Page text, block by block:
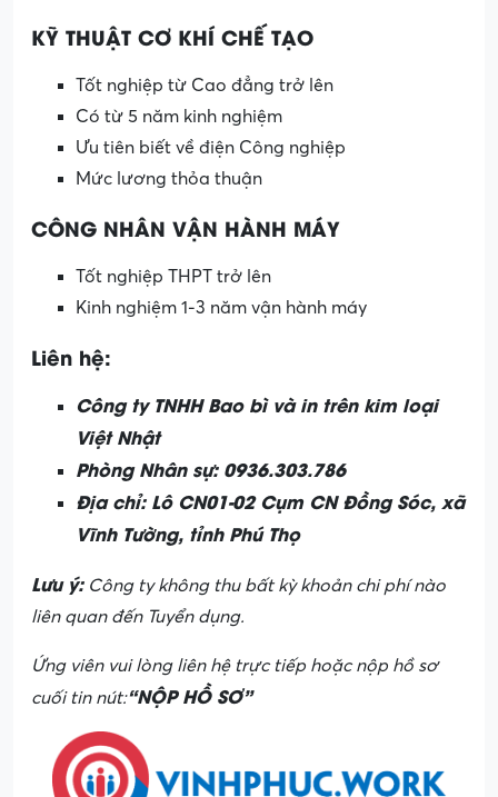
KỸ THUẬT CƠ KHÍ CHẾ TẠO
Tốt nghiệp từ Cao đẳng trở lên
Có từ 5 năm kinh nghiệm
Ưu tiên biết về điện Công nghiệp
Mức lương thỏa thuận
CÔNG NHÂN VẬN HÀNH MÁY
Tốt nghiệp THPT trở lên
Kinh nghiệm 1-3 năm vận hành máy
Liên hệ:
Công ty TNHH Bao bì và in trên kim loại
Việt Nhật
Phòng Nhân sự: 0936.303.786
Địa chỉ: Lô CN01-02 Cụm CN Đồng Sóc, xã
Vĩnh Tường, tỉnh Phú Thọ
Lưu ý:Công ty không thu bất kỳ khoản chi phí nào
liên quan đến Tuyển dụng.
Ứng viên vui lòng liên hệ trực tiếp hoặc nộp hồ sơ
cuối tin nút:“NỘP HỒ SƠ”